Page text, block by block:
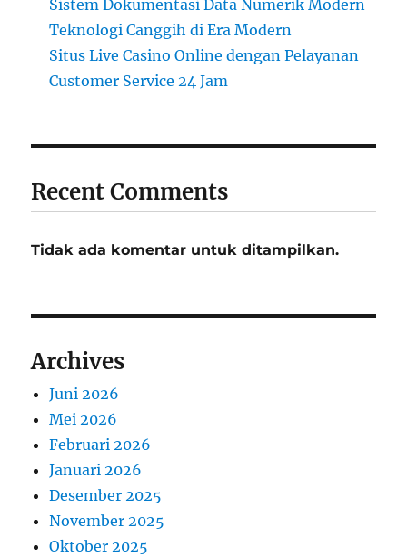
Sistem Dokumentasi Data Numerik Modern
Teknologi Canggih di Era Modern
Situs Live Casino Online dengan Pelayanan
Customer Service 24 Jam
Recent Comments
Tidak ada komentar untuk ditampilkan.
Archives
Juni 2026
Mei 2026
Februari 2026
Januari 2026
Desember 2025
November 2025
Oktober 2025